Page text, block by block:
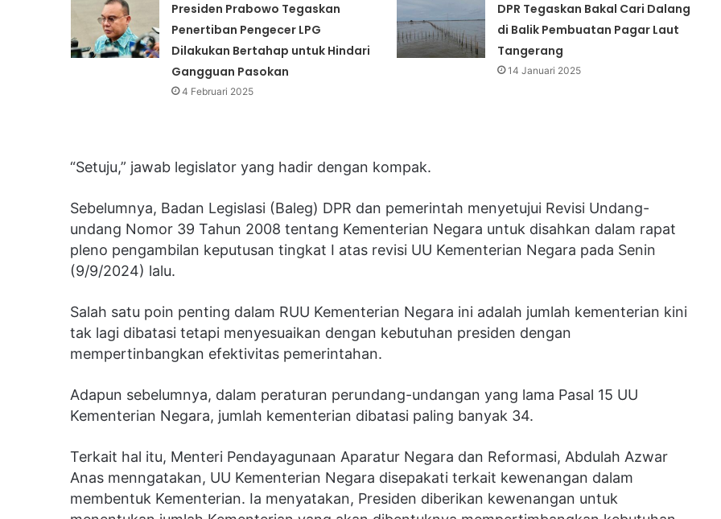
Presiden Prabowo Tegaskan
Penertiban Pengecer LPG
Dilakukan Bertahap untuk Hindari
Gangguan Pasokan
4 Februari 2025
DPR Tegaskan Bakal Cari Dalang
di Balik Pembuatan Pagar Laut
Tangerang
14 Januari 2025
“Setuju,” jawab legislator yang hadir dengan kompak.
Sebelumnya, Badan Legislasi (Baleg) DPR dan pemerintah menyetujui Revisi Undang-
undang Nomor 39 Tahun 2008 tentang Kementerian Negara untuk disahkan dalam rapat
pleno pengambilan keputusan tingkat I atas revisi UU Kementerian Negara pada Senin
(9/9/2024) lalu.
Salah satu poin penting dalam RUU Kementerian Negara ini adalah jumlah kementerian kini
tak lagi dibatasi tetapi menyesuaikan dengan kebutuhan presiden dengan
mempertinbangkan efektivitas pemerintahan.
Adapun sebelumnya, dalam peraturan perundang-undangan yang lama Pasal 15 UU
Kementerian Negara, jumlah kementerian dibatasi paling banyak 34.
Terkait hal itu, Menteri Pendayagunaan Aparatur Negara dan Reformasi, Abdulah Azwar
Anas menngatakan, UU Kementerian Negara disepakati terkait kewenangan dalam
membentuk Kementerian. Ia menyatakan, Presiden diberikan kewenangan untuk